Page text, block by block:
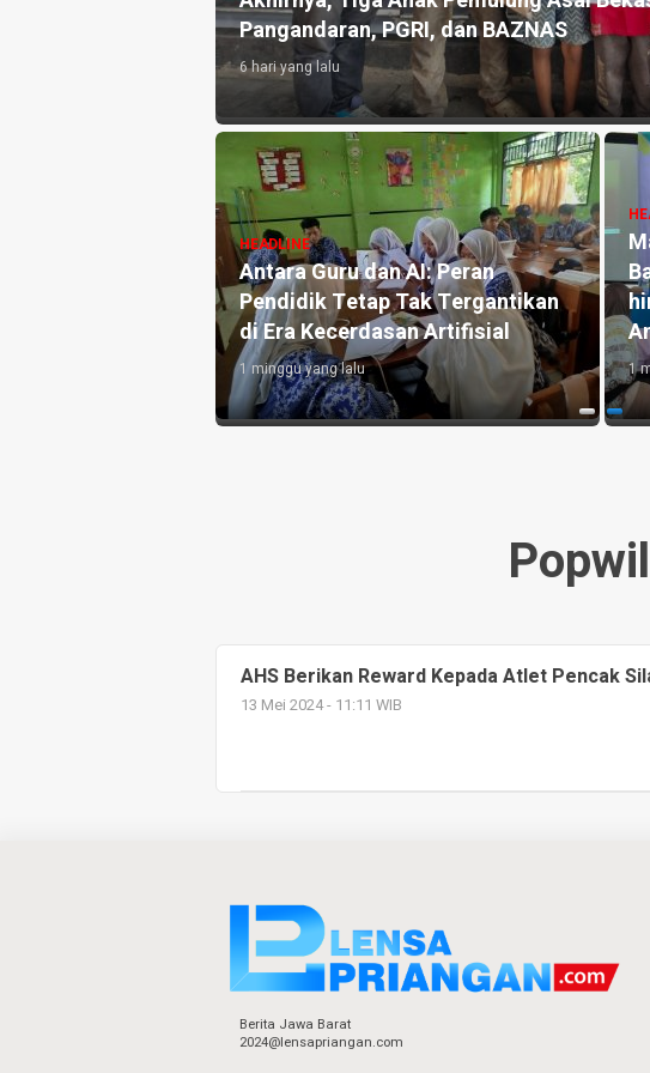
Pangandaran, PGRI, dan BAZNAS
6 hari yang lalu
HEADLINE
Antara Guru dan AI: Peran
Pendidik Tetap Tak Tergantikan
di Era Kecerdasan Artifisial
1 minggu yang lalu 1
AHS Berikan Reward Kepada Atlet Pencak
13 Mei 2024 - 11:11 WIB
Berita Jawa Barat
2024@lensapriangan.com